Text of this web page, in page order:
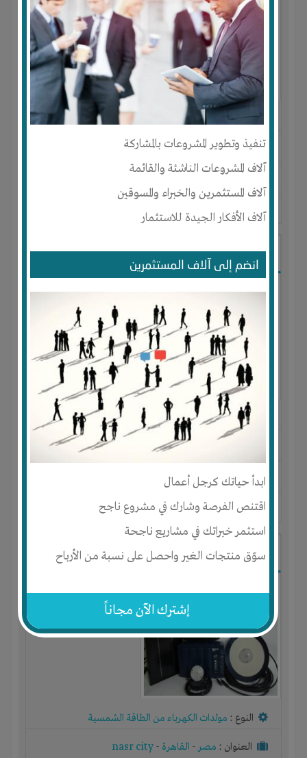
تنفيذ وتطوير المشروعات بالمشاركة
آلاف المشروعات الناشئة والقائمة
آلاف المستثمرين والخبراء والمسوقين
آلاف الأفكار الجيدة للاستثمار
انضم إلى آلاف المستثمرين
ابدأ حياتك كرجل أعمال
اقتنص الفرصة وشارك في مشروع ناجح
استثمر خبراتك في مشاريع ناجحة
سوّق منتجات الغير واحصل على نسبة من الأرباح
إشترك الآن مجاناً
النوع :مولدات الكهرباء من الطاقة الشمسية
العنوان :مصر
آخر نشاط : منذ 9 سنوات
الشركة العربية لتكنولوجيا الطاقة
النوع :مولدات الكهرباء من الطاقة الشمسية
القاهرة-النزهة الجديدة
يحتاج إلي : رأس المال-تسويق
آخر نشاط :منذ 11 سنوات عدد الاعضاء : 3 الأعضاء
مولدات الطاقه الشمسيه
النوع : مولدات الكهرباء من الطاقة الشمسية
العنوان : مصر- القاهرة -
nasr city